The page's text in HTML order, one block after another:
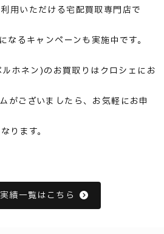
用いただける宅配買取専門店で
るキャンペーンも実施中です。
ホネン)のお買取りはクロシェにお
がございましたら、お気軽にお申
ります。
績一覧はこちら